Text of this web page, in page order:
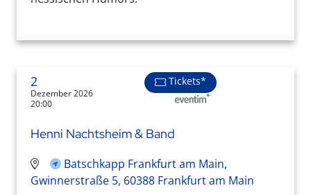
2
Dezember 2026
20:00
Tickets*
Henni Nachtsheim & Band
Batschkapp Frankfurt am Main,
Gwinnerstraße 5, 60388 Frankfurt am Main